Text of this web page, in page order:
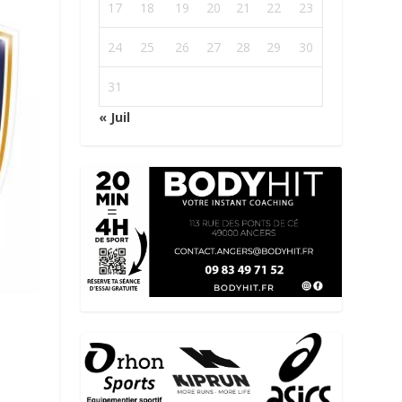
17 18 19 20 21 22 23
24 25 26 27 28 29 30
31
« Juil